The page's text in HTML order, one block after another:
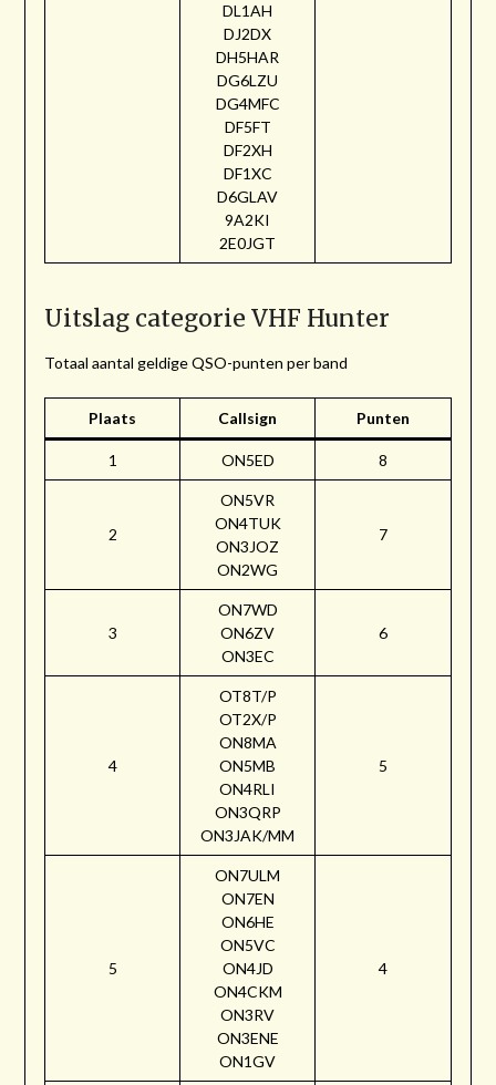
DL1AH
DJ2DX
DH5HAR
DG6LZU
DG4MFC
DF5FT
DF2XH
DF1XC
D6GLAV
9A2KI
2E0JGT
Uitslag categorie VHF Hunter
Totaal aantal geldige QSO-punten per band
Plaats Callsign Punten
1 ON5ED 8
2
ON5VR
ON4TUK
ON3JOZ
ON2WG
7
3
ON7WD
ON6ZV
ON3EC
6
4
OT8T/P
OT2X/P
ON8MA
ON5MB
ON4RLI
ON3QRP
ON3JAK/MM
5
5
ON7ULM
ON7EN
ON6HE
ON5VC
ON4JD
ON4CKM
ON3RV
ON3ENE
ON1GV
4